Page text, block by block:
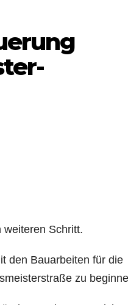
Schritt.
den Bauarbeiten für die
zu